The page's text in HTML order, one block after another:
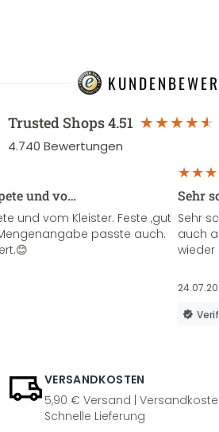
Trusted Shops4.51
4.740 Bewertungen
und vo…
und vom Kleister. Feste ,gut
passte auch.
Sehr
Sehr
auch
wieder
VERSANDKOSTEN
5,90 € Versand |
Schnelle Lieferung